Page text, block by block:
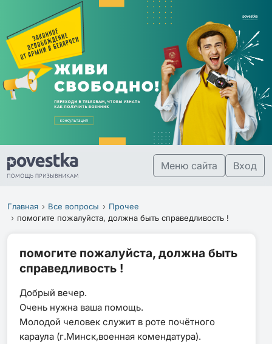
Меню сайта Вход
Главная Все вопросы
Прочее
помогите пожалуйста, должна быть справедливость !
помогите пожалуйста, должна быть
справедливость !
Добрый вечер.
Очень нужна ваша помощь.
Молодой человек служит в роте почётного
караула (г.Минск,военная комендатура).